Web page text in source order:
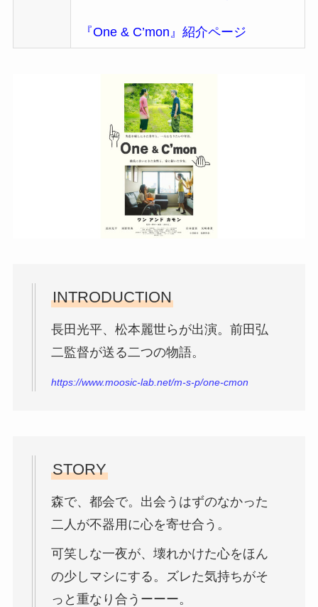
『One & C’mon』紹介ページ
INTRODUCTION
長田光平、松本麗世らが出演。前田弘
二監督が送る二つの物語。
https://www.moosic-lab.net/m-s-p/one-cmon
STORY
森で、都会で。出会うはずのなかった
二人が不器用に心を寄せ合う。
可笑しな一夜が、壊れかけた心をほん
の少しマシにする。ズレた気持ちがそ
っと重なり合うーーー。